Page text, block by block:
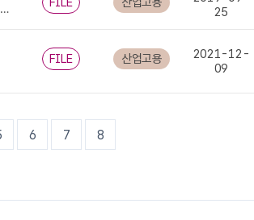
충청남도 천안시 제조업체 현황 데이터는 지역 내 제조업 기반 현황을 파악한 데이터입니다. 시도와 시군구는 행정구역별 제조업체 분포를 확인하는 기본 항목이며, 회사명과 공장구분은 기업의 식별과 공장 형태를 파악하는 데 사용됩니다. 전화번호는 기업 문의 및 행정 대응에 활용되며, 생산품과 업종명은 해당 제조업체의 주력 산업 분야와 생산 특성을 이해하는 핵심 정보입니다. 공장대표주소는 사업장의 물리적 위치를 명확히 제공하여 산업단지 배치, 지역 경제 활성화 정책, 기업 지원 행정 등에 활용될 수 있습니다. 본 데이터는 지역 제조업 현황 파악, 산업정책 수립, 기업지원센터 운영, 산업 기반 시설 분석 등 다양한 행정·경제 업무를 지원하는 기초자료입니다.
25
FILE 산업고용
2021-12-
09
6 7 8